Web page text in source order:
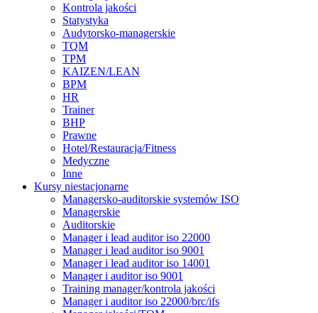
Kontrola jakości
Statystyka
Audytorsko-managerskie
TQM
TPM
KAIZEN/LEAN
BPM
HR
Trainer
BHP
Prawne
Hotel/Restauracja/Fitness
Medyczne
Inne
Kursy niestacjonarne
Managersko-auditorskie systemów ISO
Managerskie
Auditorskie
Manager i lead auditor iso 22000
Manager i lead auditor iso 9001
Manager i lead auditor iso 14001
Manager i auditor iso 9001
Training manager/kontrola jakości
Manager i auditor iso 22000/brc/ifs